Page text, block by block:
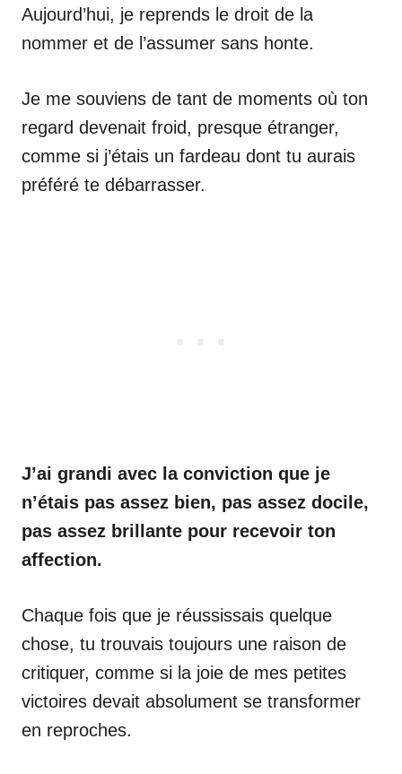
Aujourd’hui, je reprends le droit de la
nommer et de l’assumer sans honte.
Je me souviens de tant de moments où ton
regard devenait froid, presque étranger,
comme si j’étais un fardeau dont tu aurais
préféré te débarrasser.
J’ai grandi avec la conviction que je
n’étais pas assez bien, pas assez docile,
pas assez brillante pour recevoir ton
affection.
Chaque fois que je réussissais quelque
chose, tu trouvais toujours une raison de
critiquer, comme si la joie de mes petites
victoires devait absolument se transformer
en reproches.